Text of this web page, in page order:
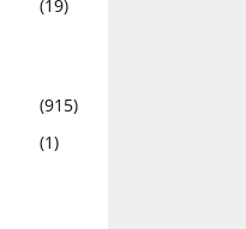
(19)
(915)
(1)